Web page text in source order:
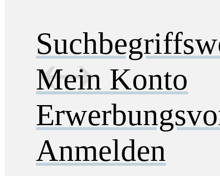
Mein Konto
Anmelden